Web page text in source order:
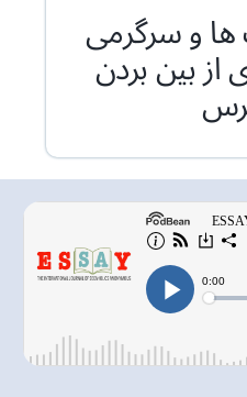
و سرگرمی
از بین بردن